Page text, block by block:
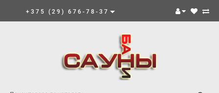
+375 (29) 676-78-37